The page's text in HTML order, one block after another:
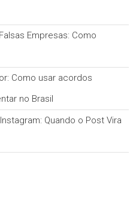
Empresas: Como
Como usar acordos
no Brasil
Quando o Post Vira